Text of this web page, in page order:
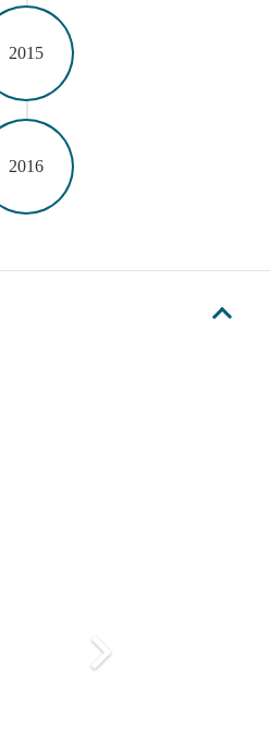
2015
2016